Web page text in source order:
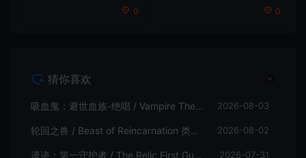
0 0
猜你喜欢
吸血鬼：避世血族-绝唱 / Vampire The Masquerade Swansong 2026-08-03
轮回之兽 / Beast of Reincarnation 类魂硬核动作RPG游戏 2026-08-02
遗迹：第一守护者 / The Relic First Guardian 类魂动作RPG游戏 2026-07-31